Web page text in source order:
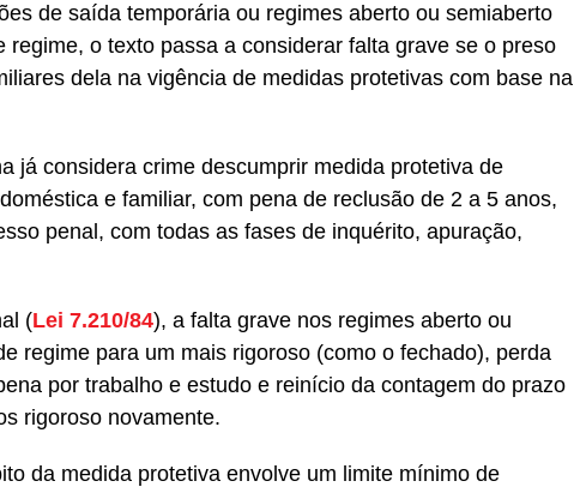
de saída temporária ou regimes aberto ou semiaberto
regime, o texto passa a considerar falta grave se o preso
dela na vigência de medidas protetivas com base na
já considera crime descumprir medida protetiva de
e familiar, com pena de reclusão de 2 a 5 anos,
penal, com todas as fases de inquérito, apuração,
(Lei 7.210/84), a falta grave nos regimes aberto ou
regime para um mais rigoroso (como o fechado), perda
por trabalho e estudo e reinício da contagem do prazo
rigoroso novamente.
da medida protetiva envolve um limite mínimo de